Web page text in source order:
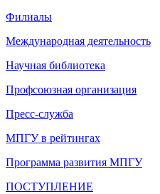
Филиалы
Международная деятельность
Научная библиотека
Профсоюзная организация
Пресс-служба
МПГУ в рейтингах
Программа развития МПГУ
ПОСТУПЛЕНИЕ